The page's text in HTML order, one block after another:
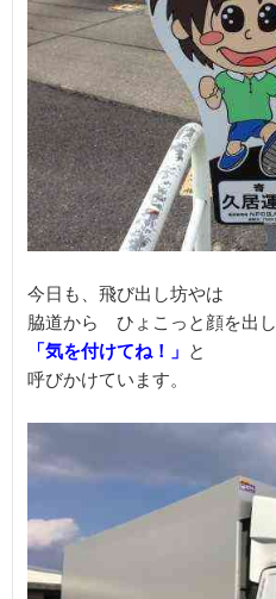
今日も、飛び出し坊やは
「気を付けてね！」 と
呼びかけています。